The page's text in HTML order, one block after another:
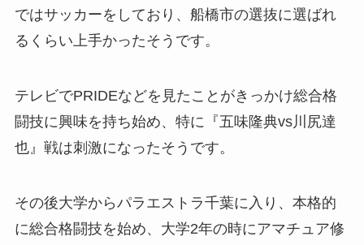
ではサッカーをしており、船橋市の選抜に選ばれ
るくらい上手かったそうです。
テレビでPRIDEなどを見たことがきっかけ総合格
闘技に興味を持ち始め、特に『五味隆典vs川尻達
也』戦は刺激になったそうです。
その後大学からパラエストラ千葉に入り、本格的
に総合格闘技を始め、大学2年の時にアマチュア修